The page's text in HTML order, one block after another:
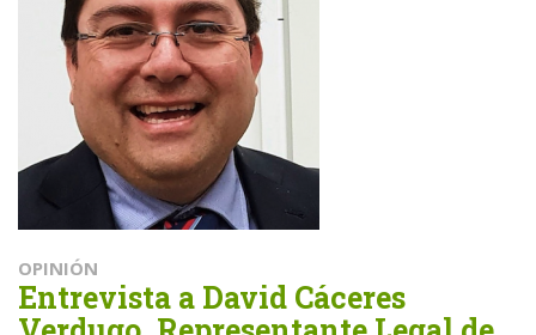
OPINIÓN
Entrevista a David Cáceres